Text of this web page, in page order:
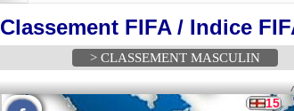
Classement FIFA / Indice
> CLASSEMENT MASCULIN
15